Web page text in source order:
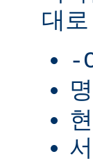
대로
-